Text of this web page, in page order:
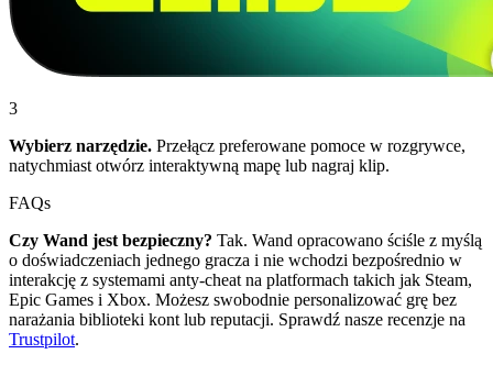
3
Wybierz narzędzie. Przełącz preferowane pomoce w rozgrywce,
natychmiast otwórz interaktywną mapę lub nagraj klip.
FAQs
Czy Wand jest bezpieczny? Tak. Wand opracowano ściśle z myślą
o doświadczeniach jednego gracza i nie wchodzi bezpośrednio w
interakcję z systemami anty-cheat na platformach takich jak Steam,
Epic Games i Xbox. Możesz swobodnie personalizować grę bez
narażania biblioteki kont lub reputacji. Sprawdź nasze recenzje na
Trustpilot.